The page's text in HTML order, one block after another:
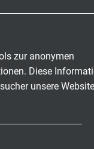
zur anonymen
Diese
unsere Website